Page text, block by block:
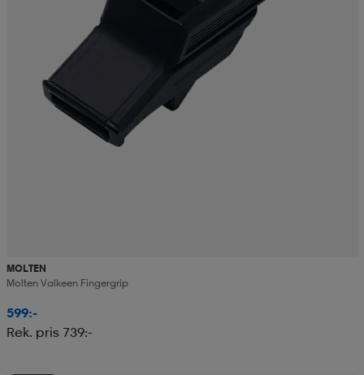
MOLTEN
Molten Valkeen Fingergrip
599:-
Rek. pris 739:-